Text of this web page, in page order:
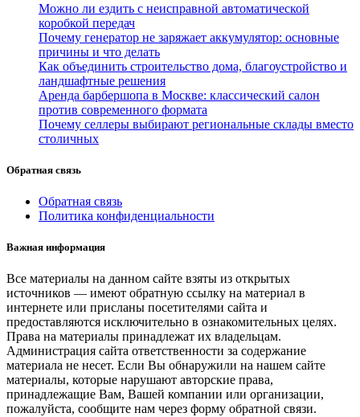
Можно ли ездить с неисправной автоматической
коробкой передач
Почему генератор не заряжает аккумулятор: основные
причины и что делать
Как объединить строительство дома, благоустройство и
ландшафтные решения
Аренда барбершопа в Москве: классический салон
против современного формата
Почему селлеры выбирают региональные склады вместо
столичных
Обратная связь
Обратная связь
Политика конфиденциальности
Важная информация
Все материалы на данном сайте взяты из открытых
источников — имеют обратную ссылку на материал в
интернете или присланы посетителями сайта и
предоставляются исключительно в ознакомительных целях.
Права на материалы принадлежат их владельцам.
Администрация сайта ответственности за содержание
материала не несет. Если Вы обнаружили на нашем сайте
материалы, которые нарушают авторские права,
принадлежащие Вам, Вашей компании или организации,
пожалуйста, сообщите нам через форму обратной связи.